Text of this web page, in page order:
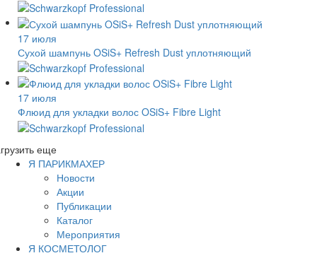
17 июля
Сухой шампунь OSiS+ Refresh Dust уплотняющий
17 июля
Флюид для укладки волос OSiS+ Fibre Light
еще
Я ПАРИКМАХЕР
Новости
Акции
Публикации
Каталог
Мероприятия
Я КОСМЕТОЛОГ